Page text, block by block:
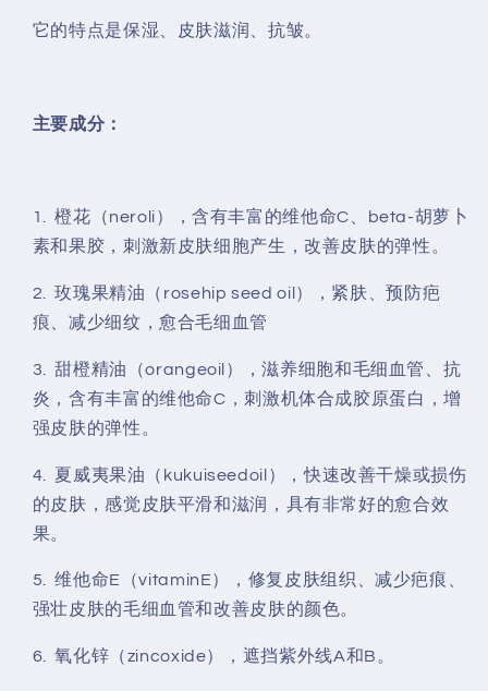
它的特点是保湿、皮肤滋润、抗皱。
主要成分：
1. 橙花（neroli），含有丰富的维他命C、beta-胡萝卜
素和果胶，刺激新皮肤细胞产生，改善皮肤的弹性。
2. 玫瑰果精油（rosehip seed oil），紧肤、预防疤
痕、减少细纹，愈合毛细血管
3. 甜橙精油（orangeoil），滋养细胞和毛细血管、抗
炎，含有丰富的维他命C，刺激机体合成胶原蛋白，增
强皮肤的弹性。
4. 夏威夷果油（kukuiseedoil），快速改善干燥或损伤
的皮肤，感觉皮肤平滑和滋润，具有非常好的愈合效
果。
5. 维他命E（vitaminE），修复皮肤组织、减少疤痕、
强壮皮肤的毛细血管和改善皮肤的颜色。
6. 氧化锌（zincoxide），遮挡紫外线A和B。